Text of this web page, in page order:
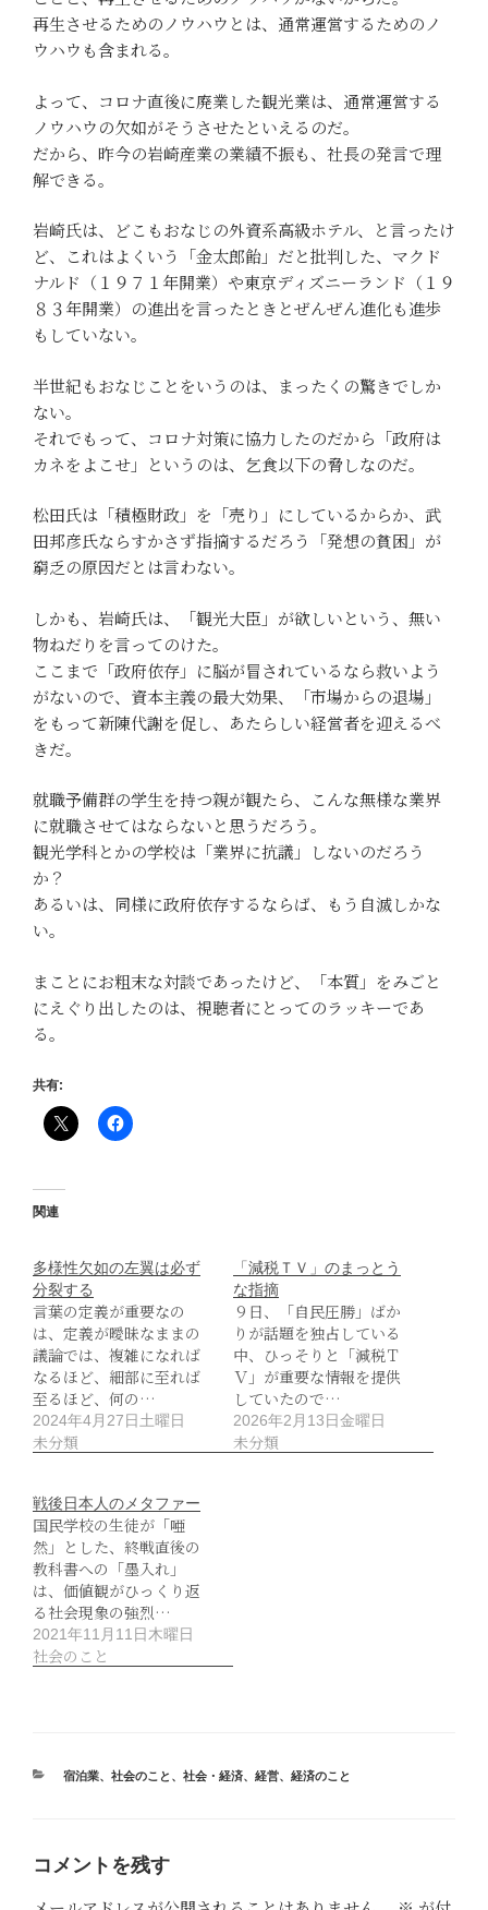
再生させるためのノウハウとは、通常運営するためのノ
ウハウも含まれる。
よって、コロナ直後に廃業した観光業は、通常運営する
ノウハウの欠如がそうさせたといえるのだ。
だから、昨今の岩崎産業の業績不振も、社長の発言で理
解できる。
岩崎氏は、どこもおなじの外資系高級ホテル、と言ったけ
ど、これはよくいう「金太郎飴」だと批判した、マクド
ナルド（１９７１年開業）や東京ディズニーランド（１９
８３年開業）の進出を言ったときとぜんぜん進化も進歩
もしていない。
半世紀もおなじことをいうのは、まったくの驚きでしか
ない。
それでもって、コロナ対策に協力したのだから「政府は
カネをよこせ」というのは、乞食以下の脅しなのだ。
松田氏は「積極財政」を「売り」にしているからか、武
田邦彦氏ならすかさず指摘するだろう「発想の貧困」が
窮乏の原因だとは言わない。
しかも、岩崎氏は、「観光大臣」が欲しいという、無い
物ねだりを言ってのけた。
ここまで「政府依存」に脳が冒されているなら救いよう
がないので、資本主義の最大効果、「市場からの退場」
をもって新陳代謝を促し、あたらしい経営者を迎えるべ
きだ。
就職予備群の学生を持つ親が観たら、こんな無様な業界
に就職させてはならないと思うだろう。
観光学科とかの学校は「業界に抗議」しないのだろう
か？
あるいは、同様に政府依存するならば、もう自滅しかな
い。
まことにお粗末な対談であったけど、「本質」をみごと
にえぐり出したのは、視聴者にとってのラッキーであ
る。
共有:
関連
多様性欠如の左翼は必ず
分裂する
言葉の定義が重要なの
は、定義が曖昧なままの
議論では、複雑になれば
なるほど、細部に至れば
至るほど、何の…
2024年4月27日土曜日
未分類
「減税ＴＶ」のまっとう
な指摘
９日、「自民圧勝」ばか
りが話題を独占している
中、ひっそりと「減税Ｔ
Ｖ」が重要な情報を提供
していたので…
2026年2月13日金曜日
未分類
戦後日本人のメタファー
国民学校の生徒が「唖
然」とした、終戦直後の
教科書への「墨入れ」
は、価値観がひっくり返
る社会現象の強烈…
2021年11月11日木曜日
社会のこと
カ
宿泊業、 社会のこと 、 社会・経済、 経営、 経済のこと
コメントを残す